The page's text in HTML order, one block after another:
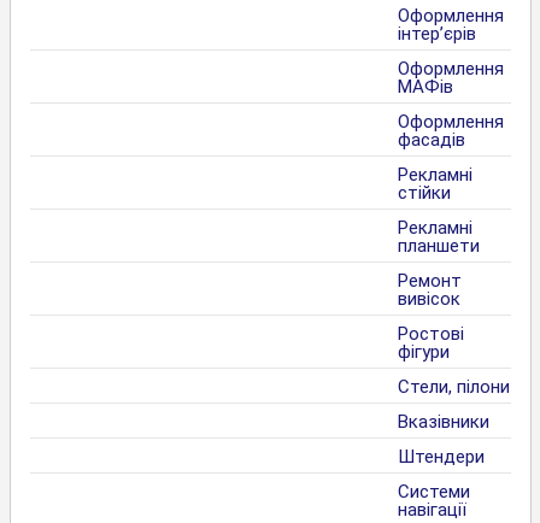
Оформлення
інтер’єрів
Оформлення
МАФів
Оформлення
фасадів
Рекламні
стійки
Рекламні
планшети
Ремонт
вивісок
Ростові
фігури
Стели, пілони
Вказівники
Штендери
Системи
навігації